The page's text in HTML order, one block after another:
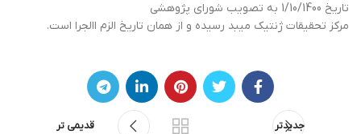
تاریخ 1/10/1400 به تصویب شورای پژوهشی
مرکز تحقیقات ژنتیک میبد رسیده و از همان تاریخ الزم االجرا است.
جدیدتر قدیمی تر